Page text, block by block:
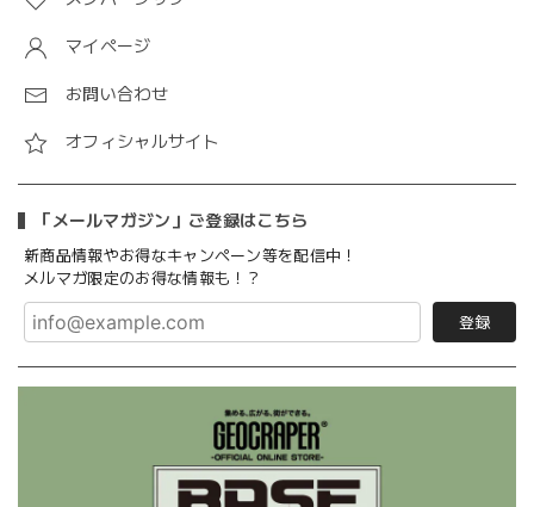
マイページ
お問い合わせ
オフィシャルサイト
「メールマガジン」ご登録はこちら
新商品情報やお得なキャンペーン等を配信中！
メルマガ限定のお得な情報も！？
登録